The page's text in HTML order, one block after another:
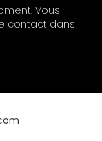
Vous
contact dans